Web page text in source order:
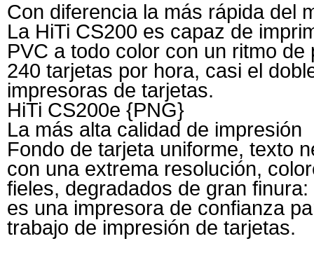
Con diferencia la más rápida del
La HiTi CS200 es capaz de
PVC a todo color con un ritmo de
240 tarjetas por hora, casi el
impresoras de tarjetas.
HiTi CS200e {PNG}
La más alta calidad de impresión
Fondo de tarjeta uniforme, texto
con una extrema resolución,
fieles, degradados de gran
es una impresora de confianza
trabajo de impresión de tarjetas.